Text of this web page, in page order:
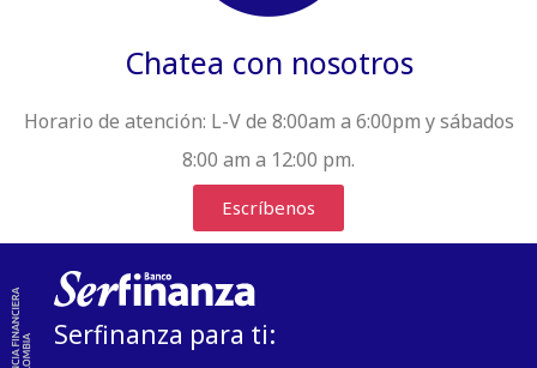
Chatea con nosotros
Horario de atención: L-V de 8:00am a 6:00pm y sábados
8:00 am a 12:00 pm.
Escríbenos
Serfinanza para ti: